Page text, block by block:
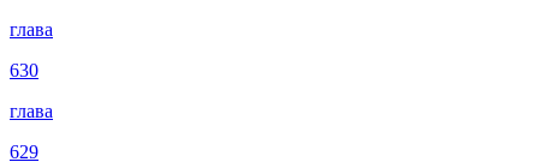
глава
630
глава
629